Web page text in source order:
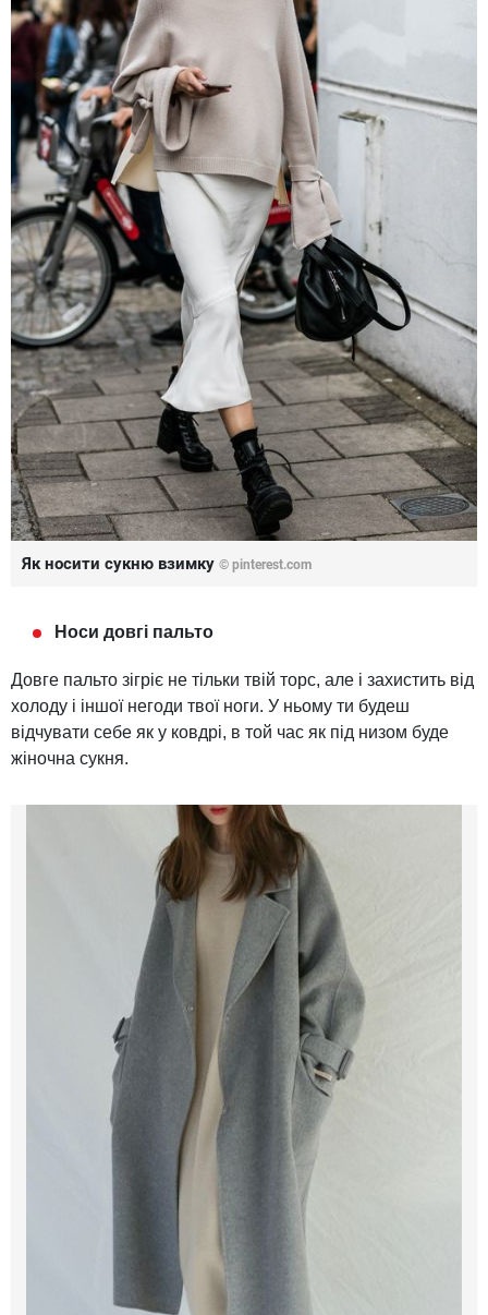
Як носити сукню взимку © pinterest.com
Носи довгі пальто
Довге пальто зігріє не тільки твій торс, але і захистить від
холоду і іншої негоди твої ноги. У ньому ти будеш
відчувати себе як у ковдрі, в той час як під низом буде
жіночна сукня.